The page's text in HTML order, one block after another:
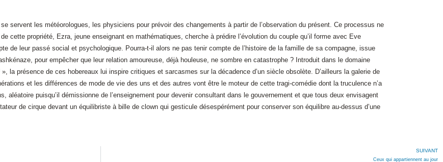
servent les météorologues, les physiciens pour prévoir des changements à partir de l’observation du présent. Ce processus ne
cette propriété, Ezra, jeune enseignant en mathématiques, cherche à prédire l’évolution du couple qu’il forme avec Eve
de leur passé social et psychologique. Pourra-t-il alors ne pas tenir compte de l’histoire de la famille de sa compagne, issue
pour empêcher que leur relation amoureuse, déjà houleuse, ne sombre en catastrophe ? Introduit dans le domaine
la présence de ces hobereaux lui inspire critiques et sarcasmes sur la décadence d’un siècle obsolète. D’ailleurs la galerie de
et les différences de mode de vie des uns et des autres vont être le moteur de cette tragi-comédie dont la truculence n’a
aléatoire puisqu’il démissionne de l’enseignement pour devenir consultant dans le gouvernement et que tous deux envisagent
de cirque devant un équilibriste à bille de clown qui gesticule désespérément pour conserver son équilibre au-dessus d’une
SUIVANT
Ceux qui appartiennent au jour